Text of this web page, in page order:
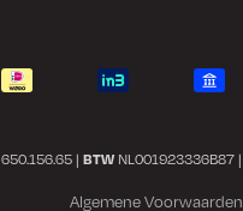
650.156.65 | BTW NL001923336B87 |
Algemene Voorwaarden